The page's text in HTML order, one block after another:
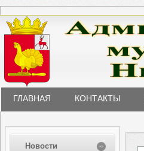
ГЛАВНАЯ КОНТАКТЫ
Новости